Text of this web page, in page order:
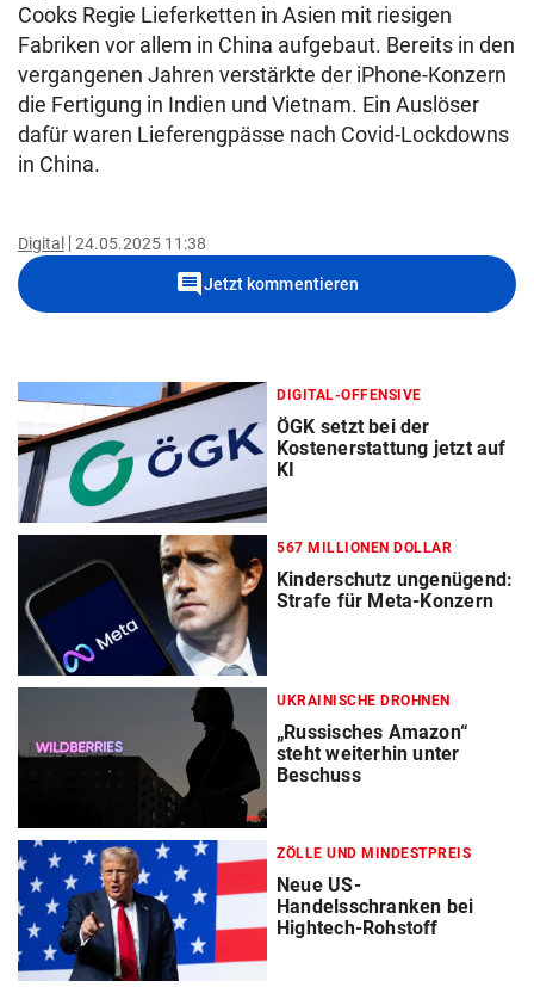
Cooks Regie Lieferketten in Asien mit riesigen
Fabriken vor allem in China aufgebaut. Bereits in den
vergangenen Jahren verstärkte der iPhone-Konzern
die Fertigung in Indien und Vietnam. Ein Auslöser
dafür waren Lieferengpässe nach Covid-Lockdowns
in China.
Digital 24.05.2025 11:38
commentJetzt kommentieren
DIGITAL-OFFENSIVE
ÖGK setzt bei der
Kostenerstattung jetzt auf
KI
567 MILLIONEN DOLLAR
Kinderschutz ungenügend:
Strafe für Meta-Konzern
UKRAINISCHE DROHNEN
„Russisches Amazon“
steht weiterhin unter
Beschuss
ZÖLLE UND MINDESTPREIS
Neue US-
Handelsschranken bei
Hightech-Rohstoff